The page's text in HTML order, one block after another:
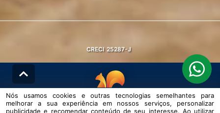
CRECI 25287-J
© DESENVOLVIDO PELAAGIL.NET
Nós usamos cookies e outras tecnologias semelhantes para
melhorar a sua experiência em nossos serviços, personalizar
publicidade e recomendar conteúdo de seu interesse. Ao utilizar